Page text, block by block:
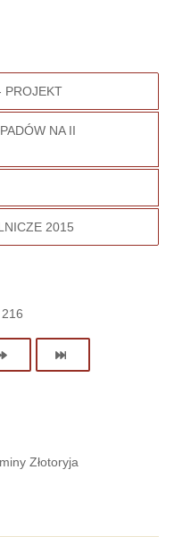
PROJEKT
NA II
2015
Złotoryja